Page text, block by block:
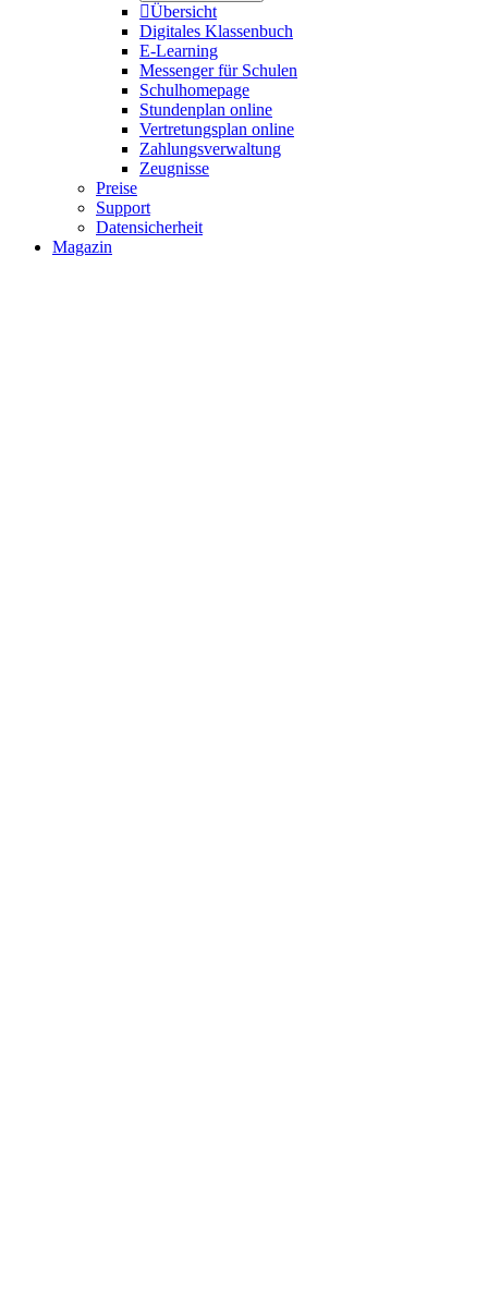
Übersicht
Digitales Klassenbuch
E-Learning
Messenger für Schulen
Schulhomepage
Stundenplan online
Vertretungsplan online
Zahlungsverwaltung
Zeugnisse
Preise
Support
Datensicherheit
Magazin